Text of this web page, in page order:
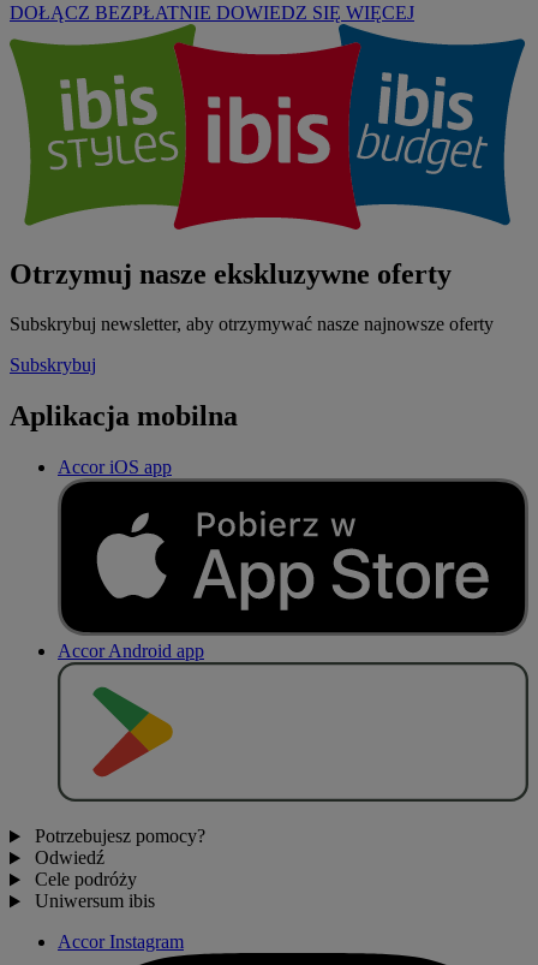
DOŁĄCZ BEZPŁATNIE DOWIEDZ SIĘ WIĘCEJ
Otrzymuj nasze ekskluzywne oferty
Subskrybuj newsletter, aby otrzymywać nasze najnowsze oferty
Subskrybuj
Aplikacja mobilna
Accor iOS app
Accor Android app
Potrzebujesz pomocy?
Odwiedź
Cele podróży
Uniwersum ibis
Accor Instagram